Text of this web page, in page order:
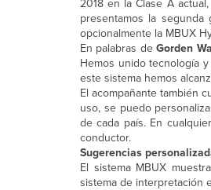
2018 en la Clase A
presentamos la
opcionalmente la MBUX
En palabras deGorden
Hemos unido tecnología
este sistema hemos
El acompañante también
uso, se puedo
de cada país. En
conductor.
Sugerencias
El sistema MBUX
sistema de interpretación